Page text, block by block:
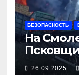
БЕЗОПАСНОСТЬ
На
26.09.2025